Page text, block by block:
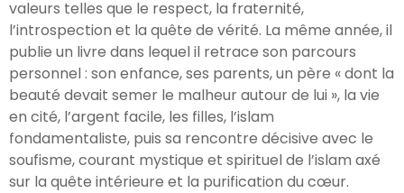
valeurs telles que le respect, la fraternité,
l’introspection et la quête de vérité. La même année, il
publie un livre dans lequel il retrace son parcours
personnel : son enfance, ses parents, un père « dont la
beauté devait semer le malheur autour de lui », la vie
en cité, l’argent facile, les filles, l’islam
fondamentaliste, puis sa rencontre décisive avec le
soufisme, courant mystique et spirituel de l’islam axé
sur la quête intérieure et la purification du cœur.